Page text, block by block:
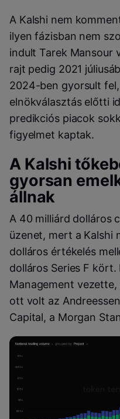
A Kalshi nem
ilyen fázisban nem
indult Tarek Mansour
rajt pedig 2021
2024-ben gyorsult
elnökválasztás előtti
predikciós piacok
figyelmet kaptak.
A Kalshi
gyorsan
állnak
A 40 milliárd dolláros
üzenet, mert a Kalshi
dolláros értékelés
dolláros Series F
Management
ott volt az
Capital, a Morgan